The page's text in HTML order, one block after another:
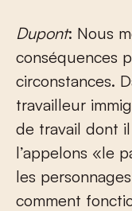
Dupont: Nous
conséquences
circonstances.
travailleur
de travail dont
l’appelons «le
les
comment